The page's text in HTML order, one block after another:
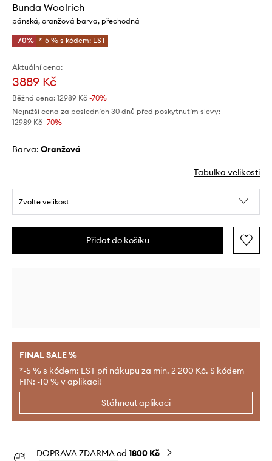
Bunda Woolrich
pánská, oranžová barva, přechodná
-70% *-5 % s kódem: LST
Aktuální cena:
3889 Kč
Běžná cena: 12989 Kč -70%
Nejnižší cena za posledních 30 dnů před poskytnutím slevy:
12989 Kč -70%
Barva: oranžová
Tabulka velikosti
Zvolte velikost
Přidat do košíku
FINAL SALE %
*-5 % s kódem: LST při nákupu za min. 2 200 Kč. S kódem
FIN: -10 % v aplikaci!
Stáhnout aplikaci
DOPRAVA ZDARMA od 1800 Kč